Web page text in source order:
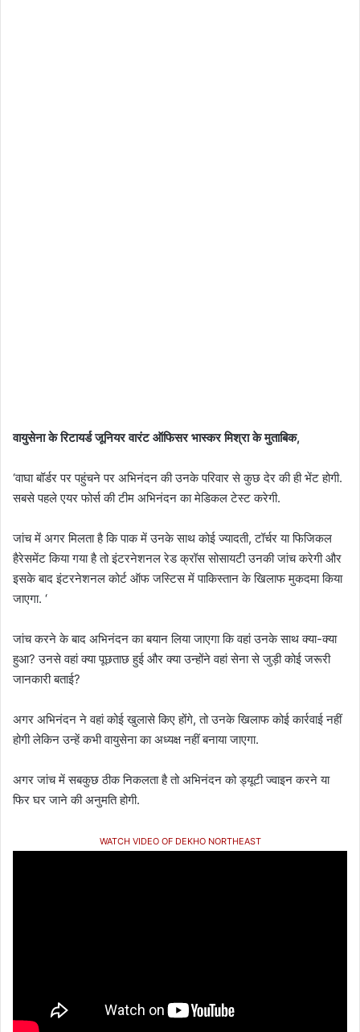
वायुसेना के रिटायर्ड जूनियर वारंट ऑफिसर भास्कर मिश्रा के मुताबिक,
‘वाघा बॉर्डर पर पहुंचने पर अभिनंदन की उनके परिवार से कुछ देर की ही भेंट होगी.
सबसे पहले एयर फोर्स की टीम अभिनंदन का मेडिकल टेस्ट करेगी.
जांच में अगर मिलता है कि पाक में उनके साथ कोई ज्यादती, टॉर्चर या फिजिकल
हैरेसमेंट किया गया है तो इंटरनेशनल रेड क्रॉस सोसायटी उनकी जांच करेगी और
इसके बाद इंटरनेशनल कोर्ट ऑफ जस्टिस में पाकिस्तान के खिलाफ मुकदमा किया
जाएगा. ‘
जांच करने के बाद अभिनंदन का बयान लिया जाएगा कि वहां उनके साथ क्या-क्या
हुआ? उनसे वहां क्या पूछताछ हुई और क्या उन्होंने वहां सेना से जुड़ी कोई जरूरी
जानकारी बताई?
अगर अभिनंदन ने वहां कोई खुलासे किए होंगे, तो उनके खिलाफ कोई कार्रवाई नहीं
होगी लेकिन उन्हें कभी वायुसेना का अध्यक्ष नहीं बनाया जाएगा.
अगर जांच में सबकुछ ठीक निकलता है तो अभिनंदन को ड्यूटी ज्वाइन करने या
फिर घर जाने की अनुमति होगी.
WATCH VIDEO OF DEKHO NORTHEAST